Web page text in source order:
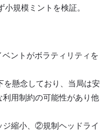
規模ミントを検証。
ントがボラティリティを
懸念しており、当局は安
用制約の可能性があり他
縮小、②規制ヘッドライ